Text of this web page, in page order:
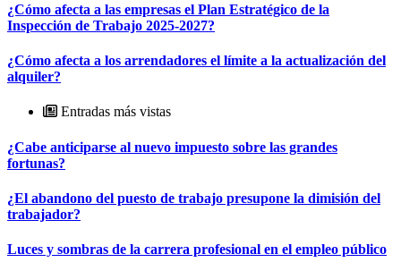
¿Cómo afecta a las empresas el Plan Estratégico de la
Inspección de Trabajo 2025-2027?
¿Cómo afecta a los arrendadores el límite a la actualización del
alquiler?
Entradas más vistas
¿Cabe anticiparse al nuevo impuesto sobre las grandes
fortunas?
¿El abandono del puesto de trabajo presupone la dimisión del
trabajador?
Luces y sombras de la carrera profesional en el empleo público